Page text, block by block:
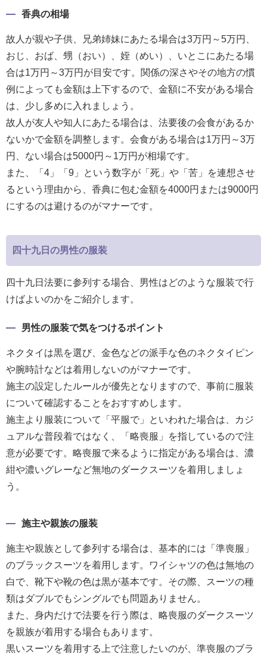
電
報-
Tips
集
法
人
会
員
向
け
ー
ビ
ハ
ト
電
報
ラ
ボ
お
問
い
せ
香典の相場
故人が親や子供、兄弟姉妹にあたる場合は3万円～5万円、
おじ、おば、甥（おい）、姪（めい）、いとこにあたる場
合は1万円～3万円が目安です。関係の深さやその地方の慣
例によっても金額は上下するので、金額に不安がある場合
は、少し多めに入れましょう。
故人が友人や知人にあたる場合は、法要後の会食があるか
ないかで金額を調整します。会食がある場合は1万円～3万
円、ない場合は5000円～1万円が相場です。
また、「4」「9」という数字が「死」や「苦」を連想させ
るという理由から、香典に包む金額を4000円または9000円
にするのは避けるのがマナーです。
四十九日の男性の服装
四十九日法要に参列する場合、男性はどのような服装で行
けばよいのかをご紹介します。
男性の服装で気をつけるポイント
ネクタイは黒を選び、金色などの派手な色のネクタイピン
や腕時計などは着用しないのがマナーです。
施主の設定したルールが優先となりますので、事前に服装
について確認することをおすすめします。
施主より服装について「平服で」といわれた場合は、カジ
ュアルな普段着ではなく、「略喪服」を指しているので注
意が必要です。略喪服で来るように指定がある場合は、濃
紺や濃いグレーなど無地のダークスーツを着用しましょ
う。
施主や親族の服装
施主や親族として参列する場合は、基本的には「準喪服」
のブラックスーツを着用します。ワイシャツの色は無地の
白で、靴下や靴の色は黒が基本です。その際、スーツの種
類はダブルでもシングルでも問題ありません。
また、身内だけで法要を行う際は、略喪服のダークスーツ
を親族が着用する場合もあります。
黒いスーツを着用する上で注意したいのが、準喪服のブラ